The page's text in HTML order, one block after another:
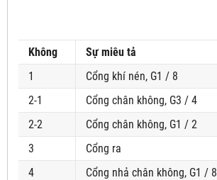
Không
Sự miêu tả
1
Cổng khí nén, G1 / 8
2-1
Cổng chân không, G3 / 4
2-2
Cổng chân không, G1 / 2
3
Cổng ra
4
Cổng nhả chân không, G1 / 8